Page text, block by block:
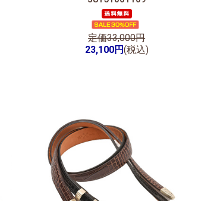
定価33,000円
23,100円(税込)